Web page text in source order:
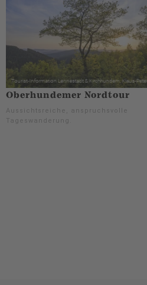
Oberhundemer Nordtour
Aussichtsreiche, anspruchsvolle
Tageswanderung.